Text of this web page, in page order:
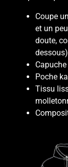
Coupe
et un
doute,
dessous)
Poche
Tissu